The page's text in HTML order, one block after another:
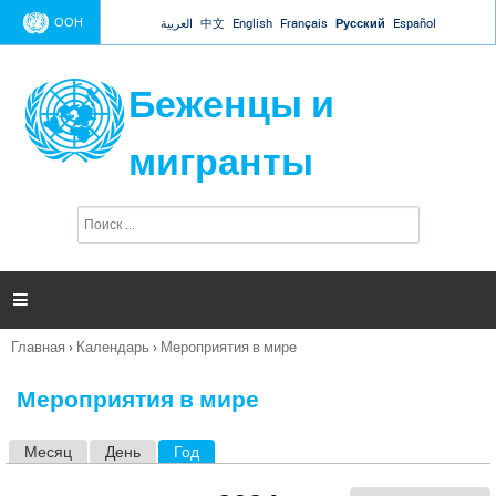
Jump to navigation
ООН العربية 中文 English Français Русский Español
Беженцы и
мигранты
п
и

Вы
Главная › Календарь › Мероприятия в мире
Мероприятия в мире
Месяц День Год